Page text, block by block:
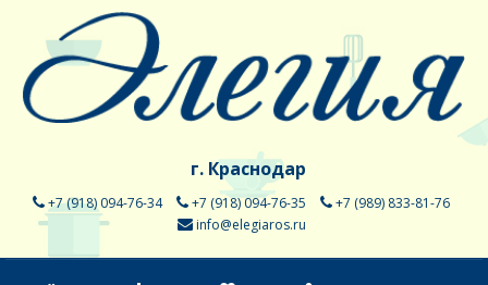
г. Краснодар
+7 (918) 094-76-34 +7 (918) 094-76-35
+7 (989) 833-81-76
info@elegiaros.ru